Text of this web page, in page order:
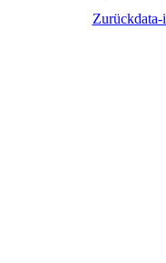
Zurück